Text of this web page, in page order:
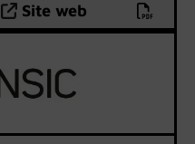
Site web